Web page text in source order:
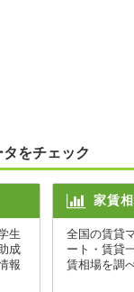
をチェック
生
成
報
家賃
全国の賃貸
ート・賃貸
賃相場を調